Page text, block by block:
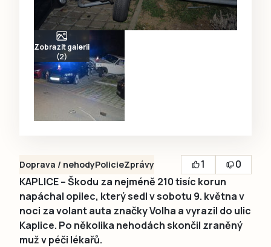
Zobrazit galerii
(2)
Doprava / nehodyPolicieZprávy 1
0
KAPLICE – Škodu za nejméně 210 tisíc korun
napáchal opilec, který sedl v sobotu 9. května v
noci za volant auta značky Volha a vyrazil do ulic
Kaplice. Po několika nehodách skončil zraněný
muž v péči lékařů.